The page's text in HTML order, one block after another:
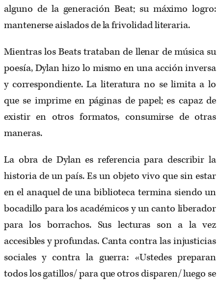
alguno de la generación Beat; su máximo logro:
mantenerse aislados de la frivolidad literaria.
Mientras los Beats trataban de llenar de música su
poesía, Dylan hizo lo mismo en una acción inversa
y correspondiente. La literatura no se limita a lo
que se imprime en páginas de papel; es capaz de
existir en otros formatos, consumirse de otras
maneras.
La obra de Dylan es referencia para describir la
historia de un país. Es un objeto vivo que sin estar
en el anaquel de una biblioteca termina siendo un
bocadillo para los académicos y un canto liberador
para los borrachos. Sus lecturas son a la vez
accesibles y profundas. Canta contra las injusticias
sociales y contra la guerra: «Ustedes preparan
todos los gatillos/ para que otros disparen/ luego se